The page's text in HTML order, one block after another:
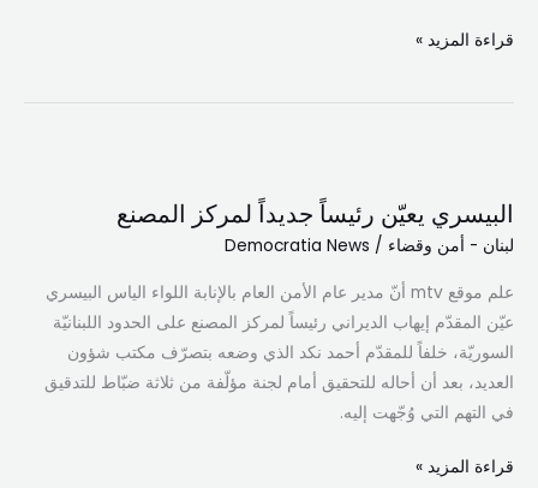
قراءة المزيد »
البيسري يعيّن رئيساً جديداً لمركز المصنع
لبنان - أمن وقضاء /
Democratia News
علم موقع mtv أنّ مدير عام الأمن العام بالإنابة اللواء الياس البيسري
عيّن المقدّم إيهاب الديراني رئيساً لمركز المصنع على الحدود اللبنانيّة
السوريّة، خلفاً للمقدّم أحمد نكد الذي وضعه بتصرّف مكتب شؤون
العديد، بعد أن أحاله للتحقيق أمام لجنة مؤلّفة من ثلاثة ضبّاط للتدقيق
في التهم التي وُجّهت إليه.
رئيساً
جديداً
المصنع
قراءة المزيد »